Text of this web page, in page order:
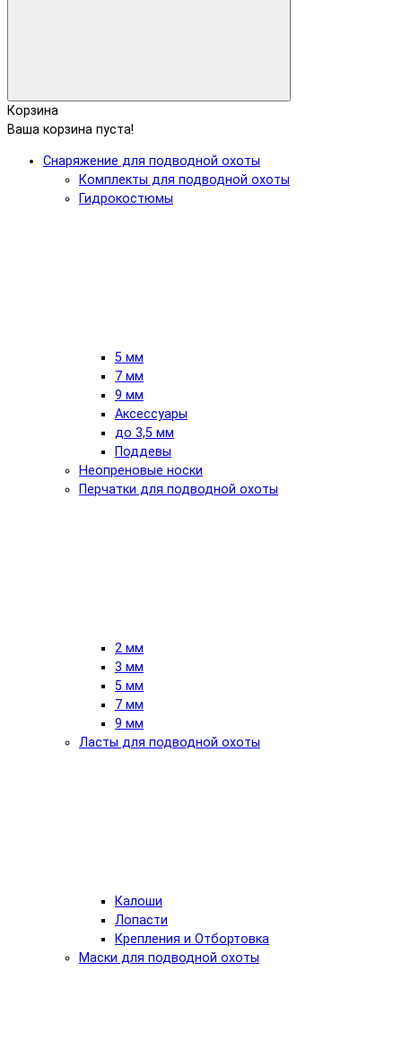
Корзина
Ваша корзина пуста!
Снаряжение для подводной охоты
Комплекты для подводной охоты
Гидрокостюмы
5 мм
7 мм
9 мм
Аксессуары
до 3,5 мм
Поддевы
Неопреновые носки
Перчатки для подводной охоты
2 мм
3 мм
5 мм
7 мм
9 мм
Ласты для подводной охоты
Калоши
Лопасти
Крепления и Отбортовка
Маски для подводной охоты